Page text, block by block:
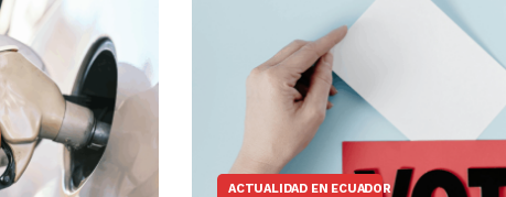
ACTUALIDAD EN ECUADOR